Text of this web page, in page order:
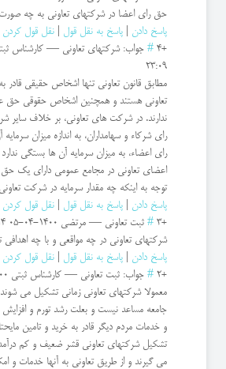
حق رای اعضا در شرکتهای تعاونی به چه
پاسخ دادن
پاسخ به نقل قول
نقل قول کردن
+4
# جواب: شرکتهای تعاونی — کارشناس
23:09
مطابق قانون تعاونی تنها اشخاص حقیقی
تعاونی هستند و همچنین اشخاص حقوقی حق
ندارند. در شرکت های تعاونی، بر خلاف
رای شرکاء و سهامداران، به اندازه میزان
رای اعضاء، به میزان سرمایه آن ها بستگی ندارد
اعضای تعاونی در مجامع عمومی دارای یک
توجه به اینکه چه مقدار سرمایه در شرکت تعاونی
پاسخ دادن
پاسخ به نقل قول
نقل قول کردن
+3
# ثبت تعاونی — مرتضی 1400-04-05 23:14
شرکتهای تعاونی در چه مواقعی و با چه
پاسخ دادن
پاسخ به نقل قول
نقل قول کردن
+2
# جواب: ثبت تعاونی — کارشناس ثبتی
معمولا شرکتهای تعاونی زمانی تشکیل می
جامعه مساعد نیست و بعلت رشد تورم و افزایش
و خدمات مردم دیگر قادر به خرید و تامین
تشکیل شرکتهای تعاونی قشر ضعیف و کم
می گیرند و از طریق تعاونی به آنها خدمات و